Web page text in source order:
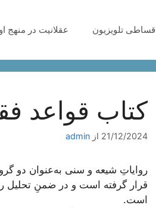
تلویزیون عقلانیت در منهج
کتاب قواعد
21/12/2024 از admin
روایاتِ شیعه و سنی به‌عنوان دو
قرار گرفته است و در ضمنِ تحلیل
است.